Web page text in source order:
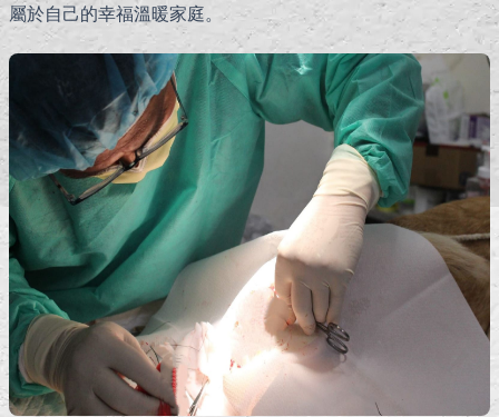
屬於自己的幸福溫暖家庭。